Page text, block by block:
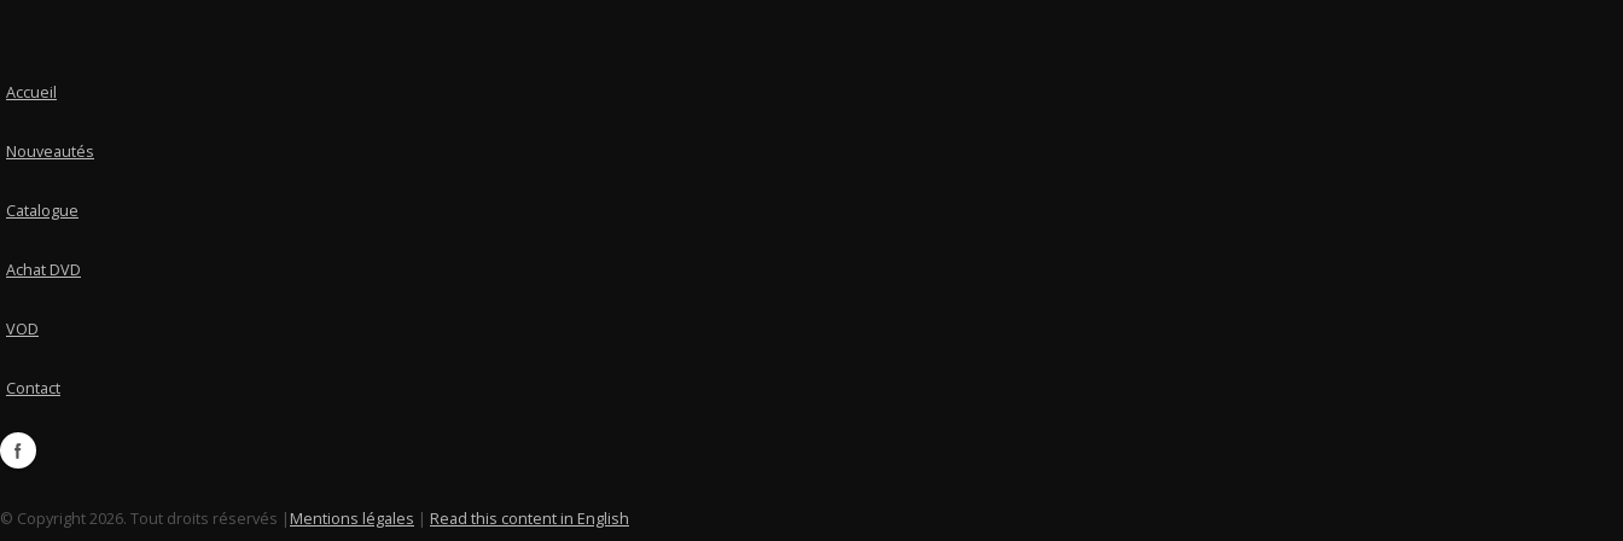
Accueil
Nouveautés
Catalogue
Achat DVD
VOD
Contact
© Copyright 2026. Tout droits réservés | Mentions légales | Read this content in English